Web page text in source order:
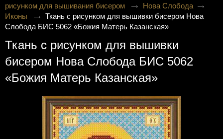
рисунком для вышивания бисером
Нова Слобода
Иконы
Ткань с рисунком для вышивки бисером Нова
Слобода БИС 5062 «Божия Матерь Казанская»
Ткань с рисунком для вышивки
бисером Нова Слобода БИС 5062
«Божия Матерь Казанская»